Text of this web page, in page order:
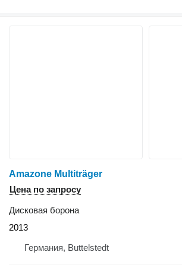
Amazone Multiträger
Цена по запросу
Дисковая борона
2013
Германия, Buttelstedt